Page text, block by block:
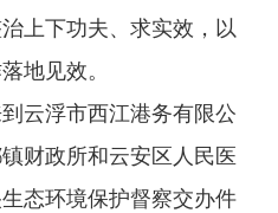
上下功夫、求实效，以
地见效。
浮市西江港务有限公
财政所和云安区人民医
态环境保护督察交办件